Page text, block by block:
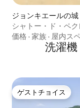
ジョンキエールの城
シャトー・ド・ペ
価格 · 家族 · 屋内ス
洗濯
ゲストチョイス
ゲストチョイス